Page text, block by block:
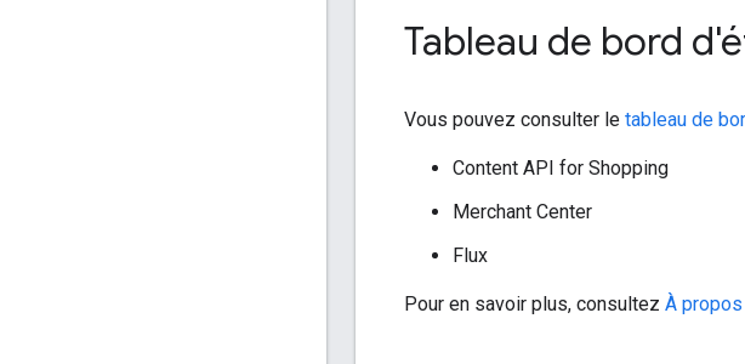
Tableau de bord
Vous pouvez consulter le tableau de
Content API for Shopping
Merchant Center
Flux
Pour en savoir plus, consultez À